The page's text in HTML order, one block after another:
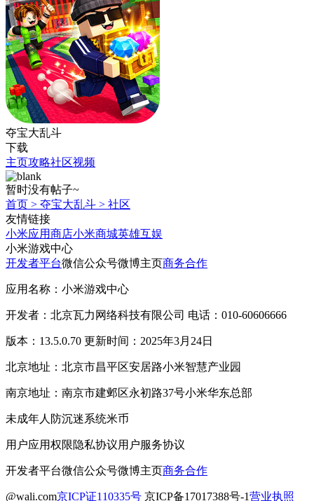
夺宝大乱斗
下载
主页攻略社区视频
暂时没有帖子~
首页 > 夺宝大乱斗 > 社区
友情链接
小米应用商店小米商城英雄互娱
小米游戏中心
开发者平台微信公众号微博主页商务合作
应用名称：小米游戏中心
开发者：北京瓦力网络科技有限公司 电话：010-60606666
版本：13.5.0.70 更新时间：2025年3月24日
北京地址：北京市昌平区安居路小米智慧产业园
南京地址：南京市建邺区永初路37号小米华东总部
未成年人防沉迷系统米币
用户应用权限隐私协议用户服务协议
开发者平台微信公众号微博主页商务合作
@wali.com京ICP证110335号 京ICP备17017388号-1营业执照